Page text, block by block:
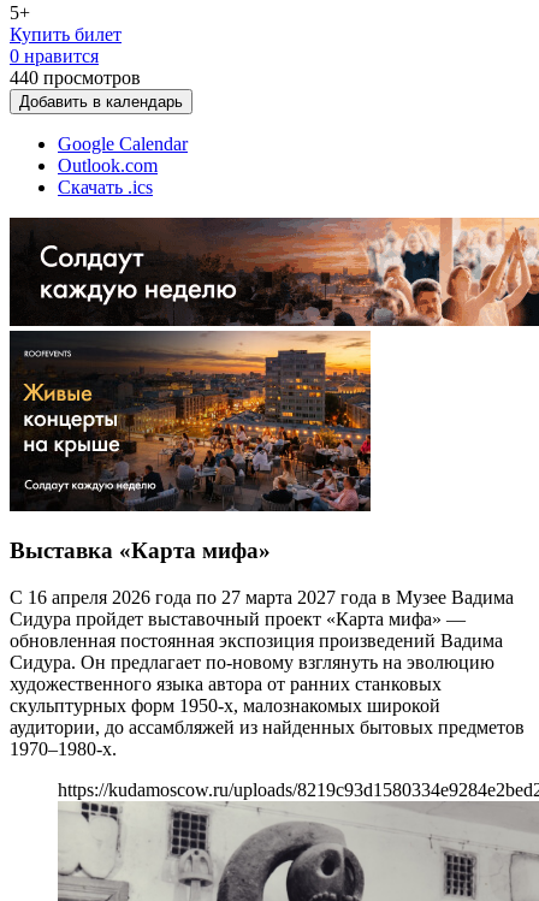
5+
Купить билет
0 нравится
440 просмотров
Добавить в календарь
Google Calendar
Outlook.com
Скачать .ics
Выставка «Карта мифа»
С 16 апреля 2026 года по 27 марта 2027 года в Музее Вадима
Сидура пройдет выставочный проект «Карта мифа» —
обновленная постоянная экспозиция произведений Вадима
Сидура. Он предлагает по-новому взглянуть на эволюцию
художественного языка автора от ранних станковых
скульптурных форм 1950-х, малознакомых широкой
аудитории, до ассамбляжей из найденных бытовых предметов
1970–1980-х.
https://kudamoscow.ru/uploads/